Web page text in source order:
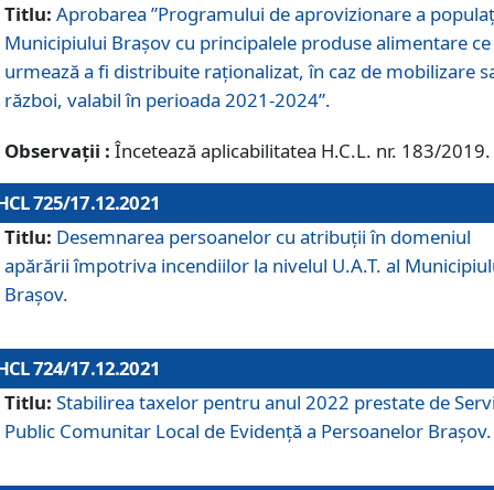
Titlu: Aprobarea ”Programului de aprovizionare a
Municipiului Braşov cu principalele produse alimentare ce
urmează a fi distribuite raționalizat, în caz de mobilizare
război, valabil în perioada 2021-2024”.
Observații : Încetează aplicabilitatea H.C.L. nr. 183/2019.
725/17.12.2021
Titlu: Desemnarea persoanelor cu atribuții în domeniul
apărării împotriva incendiilor la nivelul U.A.T. al
Brașov.
724/17.12.2021
Titlu: Stabilirea taxelor pentru anul 2022 prestate de
Public Comunitar Local de Evidență a Persoanelor Braşov.